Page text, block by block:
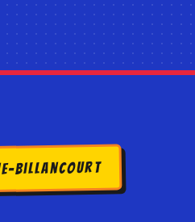
Billancourt